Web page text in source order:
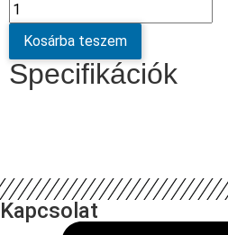
Kosárba teszem
Specifikációk
Kapcsolat